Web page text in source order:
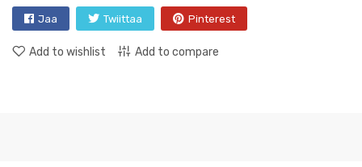
Jaa Twiittaa Pinterest
Add to wishlist Add to compare